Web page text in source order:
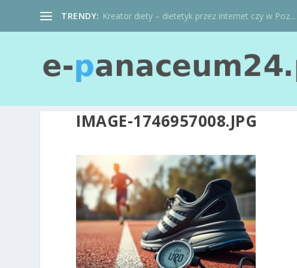
TRENDY: Kreator diety – dietetyk przez internet czy w Poz...
IMAGE-1746957008.JPG